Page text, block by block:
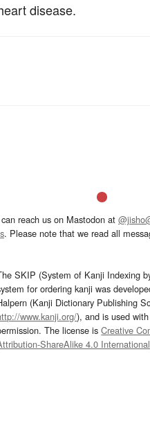
disease.
reach us on Mastodon at
. Please note that we read all
SKIP (System of Kanji Indexing
for ordering kanji was
(Kanji Dictionary Publishing
www.kanji.org/), and is used
The license isCreative
ShareAlike 4.0 International